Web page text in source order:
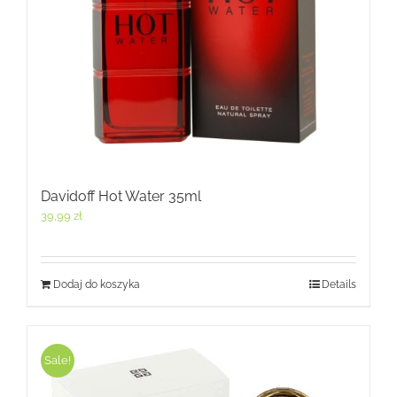
Davidoff Hot Water 35ml
39,99 zł
Dodaj do koszyka Details
Sale!